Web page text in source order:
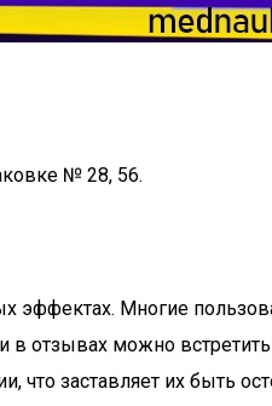
№ 28, 56.
эффектах. Многие
в отзывах можно
что заставляет их быть